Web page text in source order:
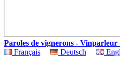
Paroles de vignerons -
Français
Deutsch